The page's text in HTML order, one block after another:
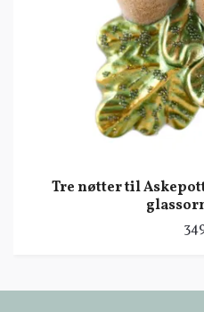
Tre nøtter til